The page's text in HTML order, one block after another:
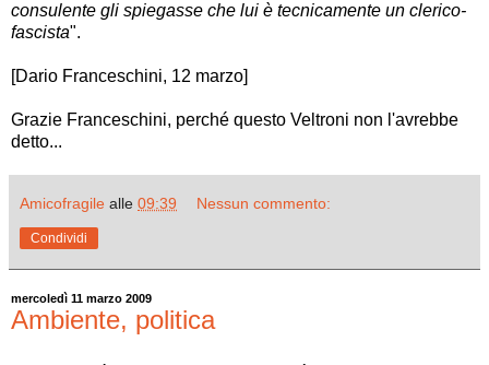
consulente gli spiegasse che lui è tecnicamente un clerico-
fascista".
[Dario Franceschini, 12 marzo]
Grazie Franceschini, perché questo Veltroni non l'avrebbe
detto...
Amicofragile alle 09:39 Nessun commento:
Condividi
mercoledì 11 marzo 2009
Ambiente, politica